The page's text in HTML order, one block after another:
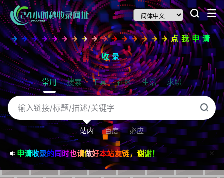
→→→→→→→→→→→→→→→→点我申请
收录
常用 搜索 工具 社区 生活 求职
站内 百度 必应
申请收录的同时也请做好本站友链，谢谢！